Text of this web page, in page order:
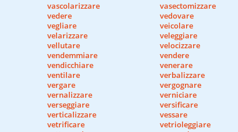
vascolarizzare
vasectomizzare
vedere
vedovare
vegliare
veicolare
velarizzare
veleggiare
vellutare
velocizzare
vendemmiare
vendere
vendicchiare
venerare
ventilare
verbalizzare
vergare
vergognare
vernalizzare
verniciare
verseggiare
versificare
verticalizzare
vessare
vetrificare
vetrioleggiare